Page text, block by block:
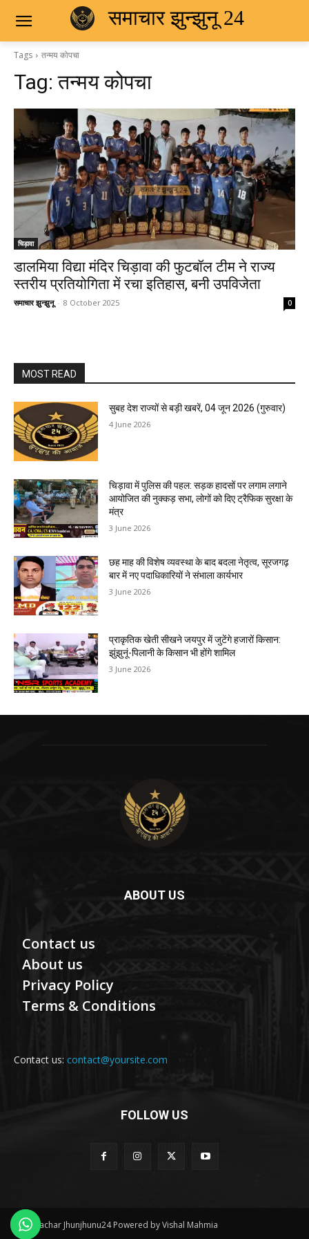
समाचार झुन्झुनू 24
Tags तन्मय कोपचा
Tag:तन्मय कोपचा
चिड़ावा
डालमिया विद्या मंदिर चिड़ावा की फुटबॉल टीम ने राज्य
स्तरीय प्रतियोगिता में रचा इतिहास, बनी उपविजेता
समाचार झुन्झुनू - 8 October 2025 0
MOST READ
सुबह देश राज्यों से बड़ी खबरें, 04 जून 2026 (गुरुवार)
4 June 2026
चिड़ावा में पुलिस की पहल: सड़क हादसों पर लगाम लगाने
आयोजित की नुक्कड़ सभा, लोगों को दिए ट्रैफिक सुरक्षा के
मंत्र
3 June 2026
छह माह की विशेष व्यवस्था के बाद बदला नेतृत्व, सूरजगढ़
बार में नए पदाधिकारियों ने संभाला कार्यभार
3 June 2026
प्राकृतिक खेती सीखने जयपुर में जुटेंगे हजारों किसान:
झुंझुनूं-पिलानी के किसान भी होंगे शामिल
3 June 2026
ABOUT US
Contact us
About us
Privacy Policy
Terms & Conditions
Contact us: contact@yoursite.com
FOLLOW US
© Samachar Jhunjhunu24 Powered by Vishal Mahmia